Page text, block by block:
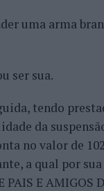
uma arma
ser sua.
tendo
da
no valor de
a qual por
E AMIGOS